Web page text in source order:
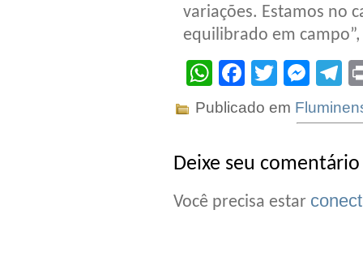
variações. Estamos no
equilibrado em campo”,
WhatsApp
Facebook
Twitter
Publicado em
Deixe seu comentário
Você precisa estar